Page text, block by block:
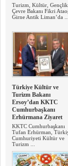
Turizm, Kültür,
Çevre Bakanı Fikri
Girne Antik Liman’da ...
Türkiye Kültür ve
Turizm Bakanı
Ersoy’dan KKTC
Cumhurbaşkanı
Erhürmana Ziyaret
KKTC Cumhurbaşkanı
Tufan Erhürman,
Cumhuriyeti Kültür ve
Turizm ...